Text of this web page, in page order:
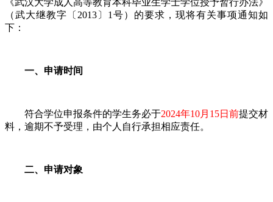
（武大继教字〔2013〕1号）的要求，现将有关事项通知如
下：
一、申请时间
符合学位申报条件的学生务必于2024年10月15日前提交材
料，逾期不予受理，由个人自行承担相应责任。
二、申请对象